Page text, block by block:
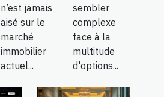
n’est jamais
aisé sur le
marché
immobilier
actuel...
sembler
complexe
face à la
multitude
d'options...